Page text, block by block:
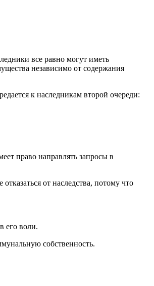
все равно могут иметь
независимо от содержания
к наследникам второй очереди:
право направлять запросы в
от наследства, потому что
его воли.
собственность.